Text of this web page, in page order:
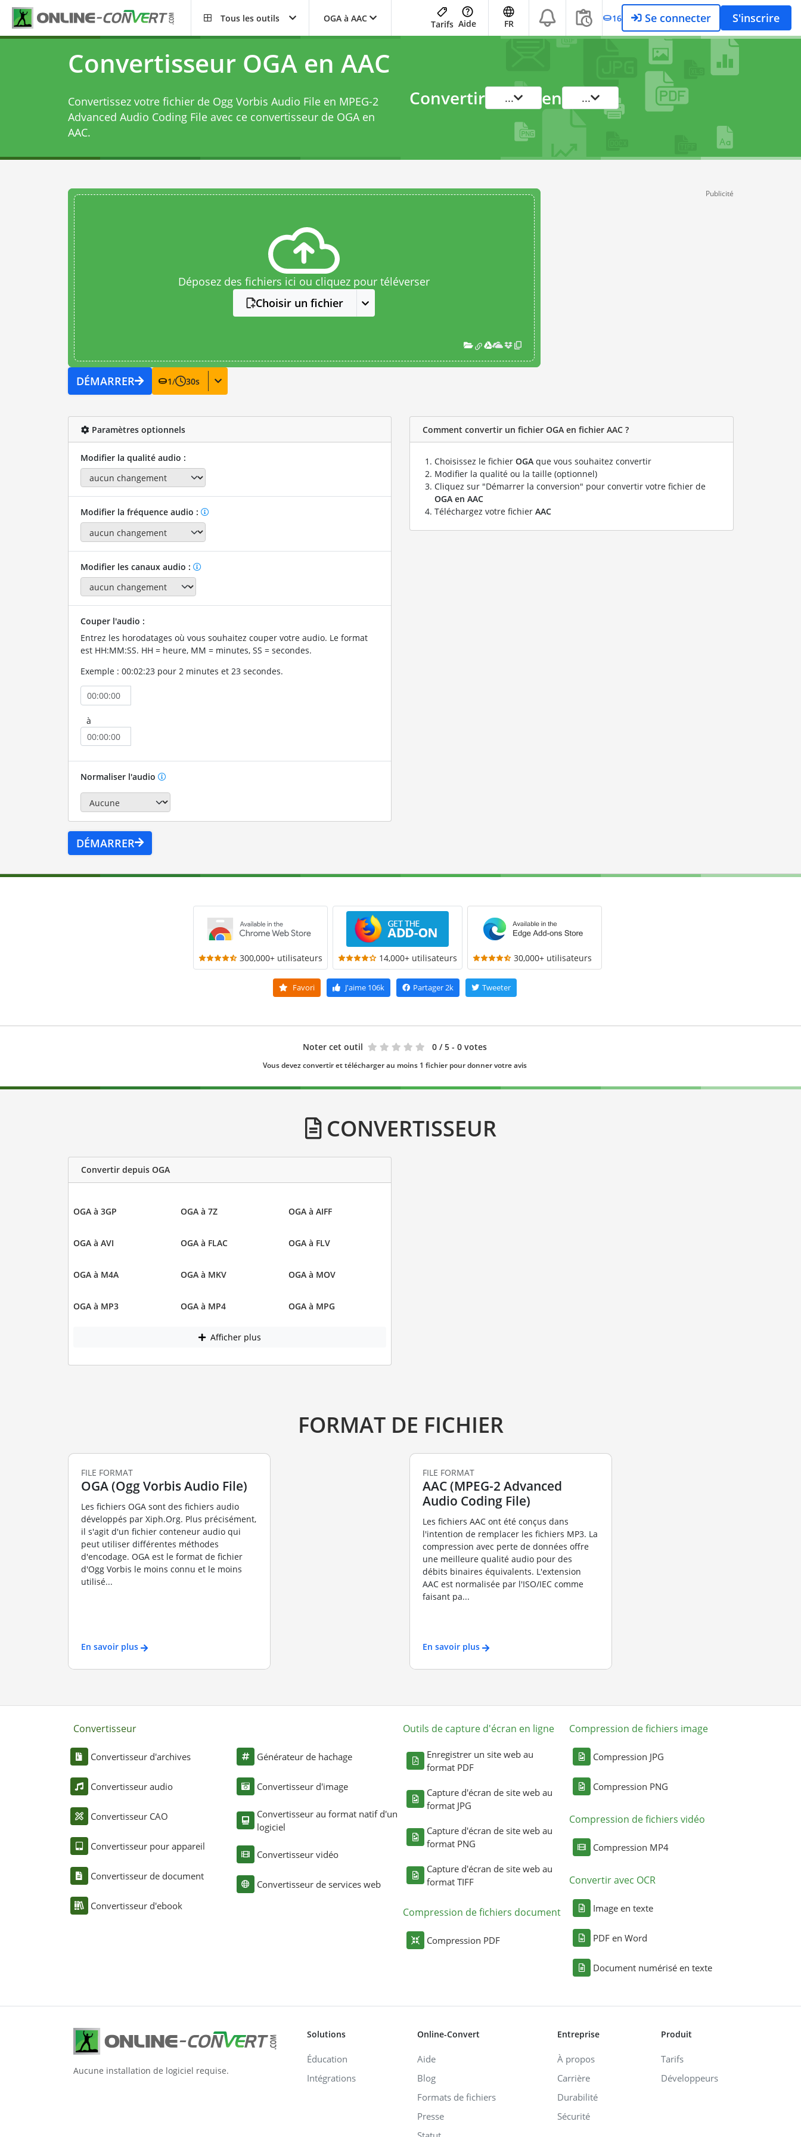
Tous les outils OGA à AAC
Tarifs Aide FR 16 Se connecter S'inscrire
Convertisseur OGA en AAC
Convertissez votre fichier de Ogg Vorbis Audio File en MPEG-2
Advanced Audio Coding File avec ce convertisseur de OGA en
AAC.
Convertir ... en ...
Déposez des fichiers ici ou cliquez pour téléverser
Choisir un fichier
DÉMARRER 1/ 30s
Publicité
Paramètres optionnels
Modifier la qualité audio :
Modifier la fréquence audio :
Modifier les canaux audio :
Couper l'audio :
Entrez les horodatages où vous souhaitez couper votre audio. Le format
est HH:MM:SS. HH = heure, MM = minutes, SS = secondes.
Exemple : 00:02:23 pour 2 minutes et 23 secondes.
à
Normaliser l'audio
DÉMARRER
Comment convertir un fichier OGA en fichier AAC ?
Choisissez le fichier OGA que vous souhaitez convertir
Modifier la qualité ou la taille (optionnel)
Cliquez sur "Démarrer la conversion" pour convertir votre fichier de
OGA en AAC
Téléchargez votre fichier AAC
300,000+ utilisateurs 14,000+ utilisateurs 30,000+ utilisateurs
Favori J'aime106k Partager2k Tweeter
Noter cet outil 0 / 5 - 0 votes
Vous devez convertir et télécharger au moins 1 fichier pour donner votre avis
CONVERTISSEUR
Convertir depuis OGA
OGA à 3GP OGA à 7Z OGA à AIFF
OGA à AVI OGA à FLAC OGA à FLV
OGA à M4A OGA à MKV OGA à MOV
OGA à MP3 OGA à MP4 OGA à MPG
Afficher plus
FORMAT DE FICHIER
FILE FORMAT
OGA (Ogg Vorbis Audio File)
Les fichiers OGA sont des fichiers audio
développés par Xiph.Org. Plus précisément,
il s'agit d'un fichier conteneur audio qui
peut utiliser différentes méthodes
d'encodage. OGA est le format de fichier
d'Ogg Vorbis le moins connu et le moins
utilisé...
En savoir plus
FILE FORMAT
AAC (MPEG-2 Advanced
Audio Coding File)
Les fichiers AAC ont été conçus dans
l'intention de remplacer les fichiers MP3. La
compression avec perte de données offre
une meilleure qualité audio pour des
débits binaires équivalents. L'extension
AAC est normalisée par l'ISO/IEC comme
faisant pa...
En savoir plus
Convertisseur
Convertisseur d'archives
Convertisseur audio
Convertisseur CAO
Convertisseur pour appareil
Convertisseur de document
Convertisseur d'ebook
Générateur de hachage
Convertisseur d'image
Convertisseur au format natif d'un
logiciel
Convertisseur vidéo
Convertisseur de services web
Outils de capture d'écran en ligne
Enregistrer un site web au
format PDF
Capture d'écran de site web au
format JPG
Capture d'écran de site web au
format PNG
Capture d'écran de site web au
format TIFF
Compression de fichiers document
Compression PDF
Compression de fichiers image
Compression JPG
Compression PNG
Compression de fichiers vidéo
Compression MP4
Convertir avec OCR
Image en texte
PDF en Word
Document numérisé en texte
Aucune installation de logiciel requise.
Solutions
Éducation
Intégrations
Online-Convert
Aide
Blog
Formats de fichiers
Presse
Entreprise
À propos
Carrière
Durabilité
Sécurité
Produit
Tarifs
Développeurs